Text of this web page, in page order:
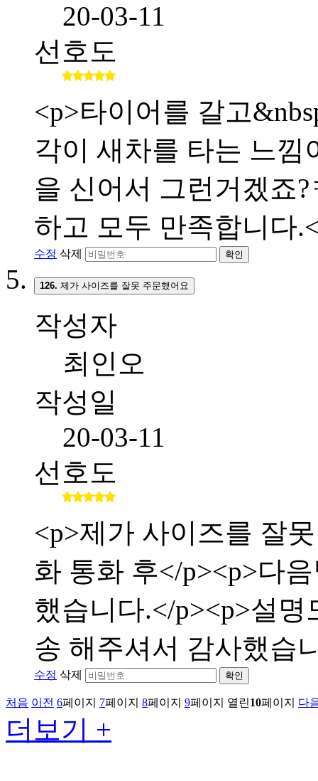
20-03-11
선호도
<p>타이어를 갈고
각이 새차를 타는 느낌
을 신어서 그런거겠죠
하고 모두 만족합니다
수정 삭제 확인
126. 제가 사이즈를 잘못 주문했어요
작성자
최인오
작성일
20-03-11
선호도
<p>제가 사이즈를 잘
화 통화 후</p><p>다
했습니다.</p><p>설
송 해주셔서 감사했습
수정 삭제 확인
처음 이전 6페이지 7페이지 8페이지 9페이지 열린10페이지 다
더보기 +